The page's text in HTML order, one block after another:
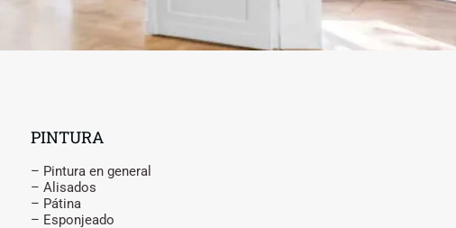
PINTURA
– Pintura en general
– Alisados
– Pátina
– Esponjeado